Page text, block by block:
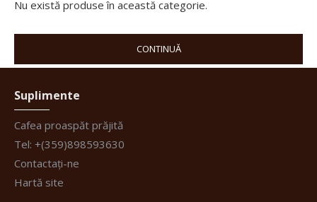
Nu există produse în această categorie.
CONTINUĂ
Suplimente
Cafea proaspăt prăjită
Tel: +(359)898593630
Contactați-ne
Hartă site